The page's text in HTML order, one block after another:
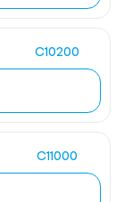
C10200
C11000